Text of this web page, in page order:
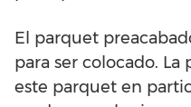
El parquet
para ser colocado.
este parquet en